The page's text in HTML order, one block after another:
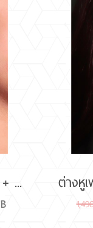
... ต่างหู